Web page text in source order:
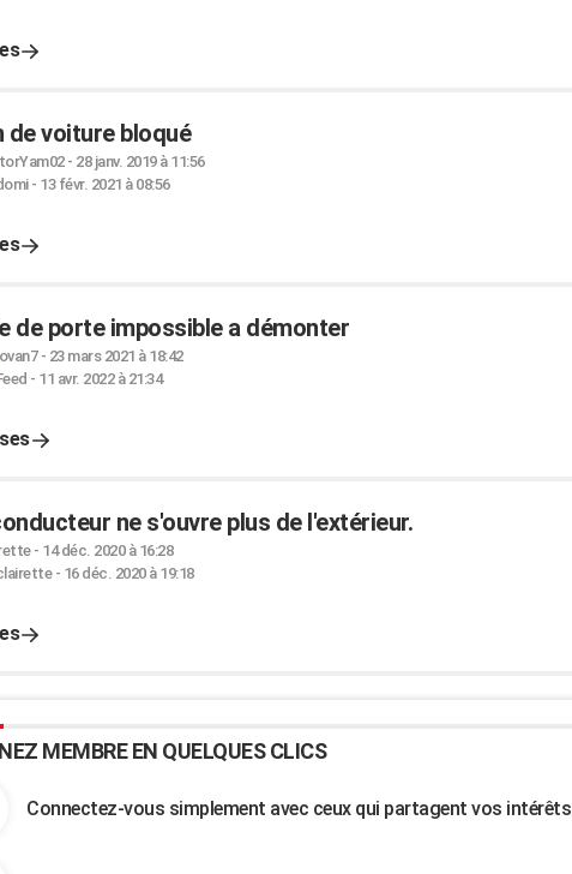
de voiture bloqué
- 28 janv. 2019 à 11:56
- 13 févr. 2021 à 08:56
de porte impossible a démonter
- 23 mars 2021 à 18:42
- 11 avr. 2022 à 21:34
ne s'ouvre plus de l'extérieur.
- 14 déc. 2020 à 16:28
- 16 déc. 2020 à 19:18
MEMBRE EN QUELQUES CLICS
Connectez-vous simplement avec ceux qui partagent vos intérêts